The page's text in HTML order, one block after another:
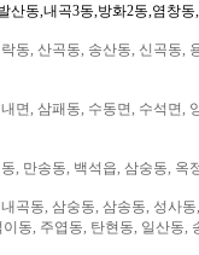
산동,내곡3동,방화2동,염창동
동, 산곡동, 송산동, 신곡동,
면, 삼패동, 수동면, 수석면,
, 만송동, 백석읍, 삼숭동, 옥
곡동, 삼숭동, 삼송동, 성사
동, 주엽동, 탄현동, 일산동,